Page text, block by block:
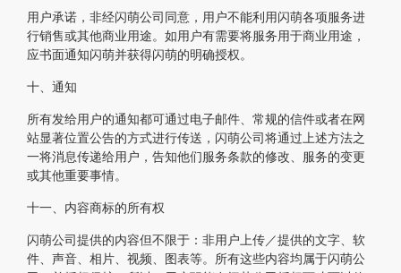
用户承诺，非经闪萌公司同意，用户不能利用闪萌各项服务进
行销售或其他商业用途。如用户有需要将服务用于商业用途，
应书面通知闪萌并获得闪萌的明确授权。
十、通知
所有发给用户的通知都可通过电子邮件、常规的信件或者在网
站显著位置公告的方式进行传送，闪萌公司将通过上述方法之
一将消息传递给用户，告知他们服务条款的修改、服务的变更
或其他重要事情。
十一、内容商标的所有权
闪萌公司提供的内容但不限于：非用户上传／提供的文字、软
件、声音、相片、视频、图表等。所有这些内容均属于闪萌公